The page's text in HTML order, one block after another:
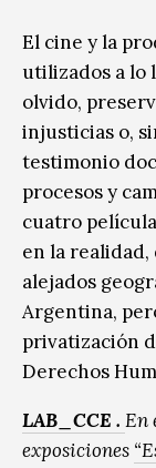
El cine y la
utilizados a lo
olvido,
injusticias o,
testimonio
procesos y
cuatro
en la
alejados
Argentina,
privatización
Derechos
LAB_CCE . En
exposiciones